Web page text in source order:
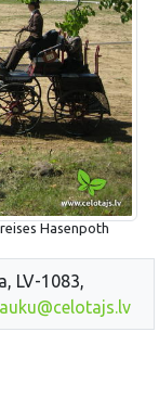
Hasenpoth
LV-1083,